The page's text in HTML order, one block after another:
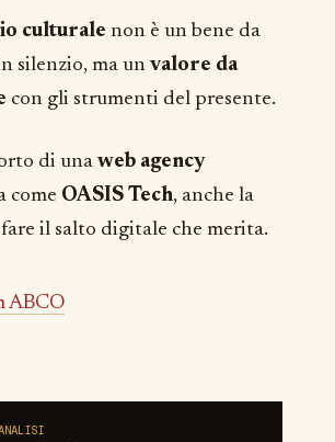
culturale non è un bene da
silenzio, ma un valore da
con gli strumenti del presente.
di una web agency
come OASIS Tech, anche la
il salto digitale che merita.
ABCO